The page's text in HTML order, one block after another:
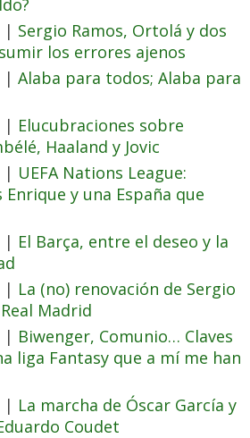
| Sergio Ramos, Ortolá y dos
los errores ajenos
| Alaba para todos; Alaba para
| Elucubraciones sobre
Haaland y Jovic
| UEFA Nations League:
Enrique y una España que
| El Barça, entre el deseo y la
| La (no) renovación de Sergio
Madrid
| Biwenger, Comunio… Claves
liga Fantasy que a mí me han
| La marcha de Óscar García y
Coudet